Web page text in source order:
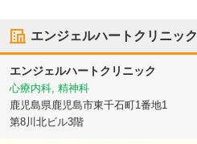
エンジェルハートクリニック
エンジェルハートクリニック
心療内科, 精神科
鹿児島県鹿児島市東千石町1番地1
第8川北ビル3階